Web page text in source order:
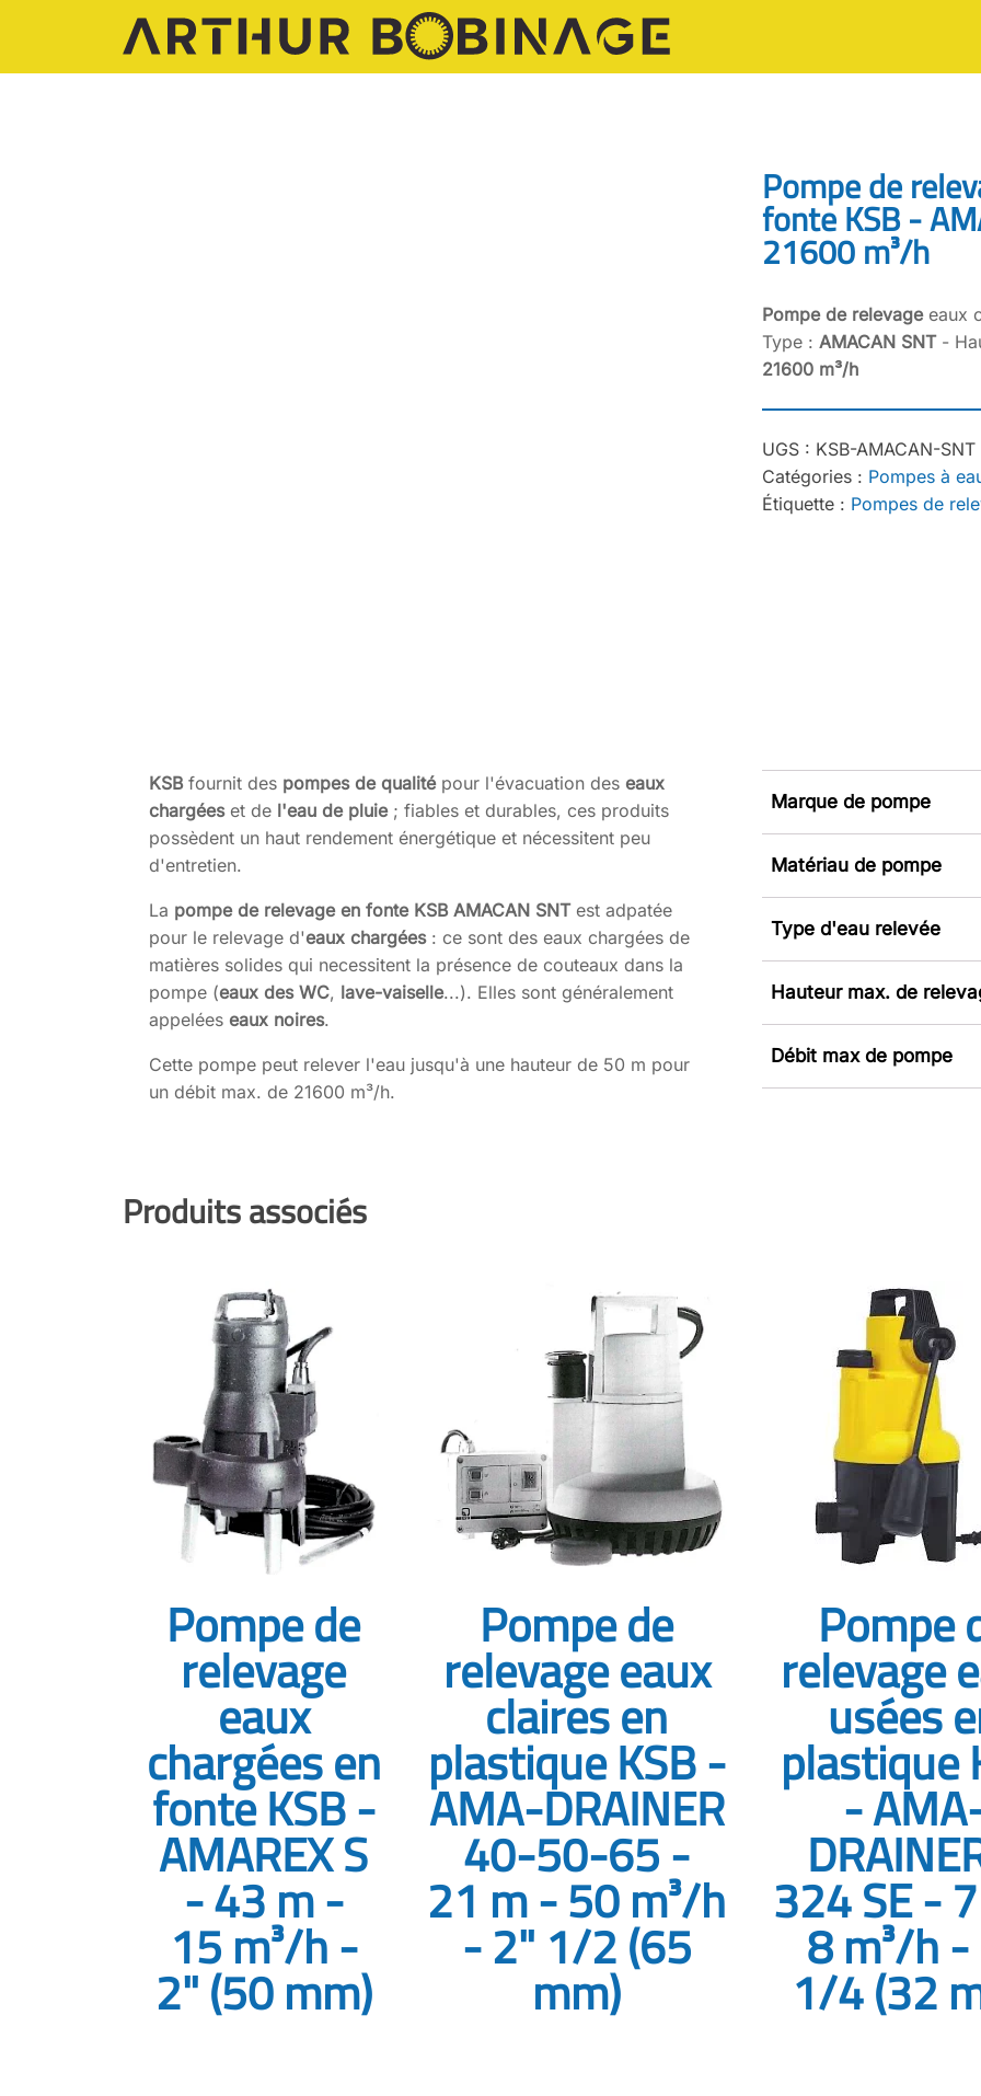
Pompe de
fonte KSB -
21600 m³/h
Pompe de relevageeaux
Type : AMACAN SNT-
21600 m³/h
UGS : KSB-AMACAN-SNT
Catégories : Pompes à
Étiquette : Pompes de
KSBfournit des pompes de qualitépour l'évacuation des eaux
chargéeset de l'eau de pluie; fiables et durables, ces produits
possèdent un haut rendement énergétique et nécessitent peu
d'entretien.
La pompe de relevage en fonte KSBAMACAN SNTest adpatée
pour le relevage d'eaux chargées: ce sont des eaux chargées de
matières solides qui necessitent la présence de couteaux dans la
pompe (eaux des WC, lave-vaiselle...). Elles sont généralement
appelées eaux noires.
Cette pompe peut relever l'eau jusqu'à une hauteur de 50 m pour
un débit max. de 21600 m³/h.
Marque de pompe
Matériau de pompe
Type d'eau relevée
Hauteur max. de
Débit max de pompe
Produits associés
Pompe de
relevage
eaux
chargées en
fonte KSB -
AMAREX S
- 43 m -
15 m³/h -
2" (50 mm)
Pompe de
relevage eaux
claires en
plastique KSB -
AMA-DRAINER
40-50-65 -
21 m - 50 m³/h
- 2" 1/2 (65
mm)
Pompe
relevage
usées
plastique
-
324 SE -
8 m³/h
1/4 (32